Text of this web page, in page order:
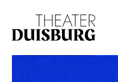
Zur Hauptnavigation springen
Zum Footer springen